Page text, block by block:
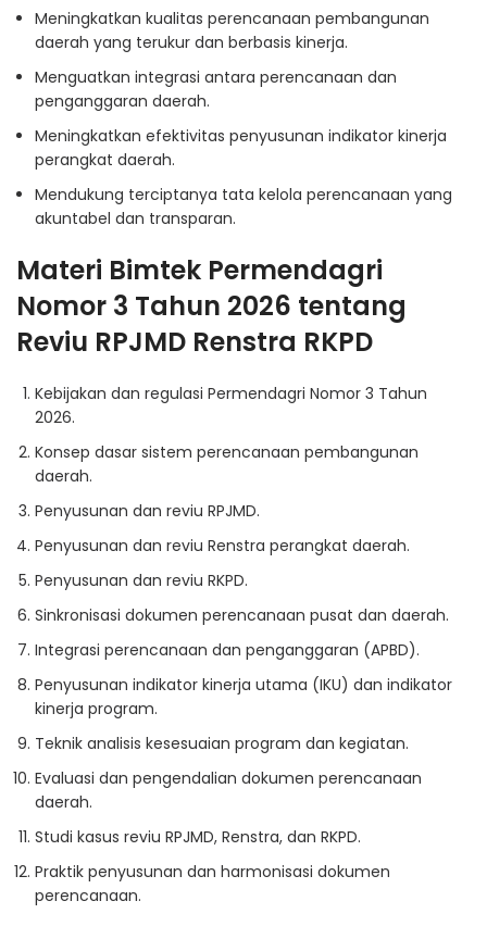
Meningkatkan kualitas perencanaan pembangunan
daerah yang terukur dan berbasis kinerja.
Menguatkan integrasi antara perencanaan dan
penganggaran daerah.
Meningkatkan efektivitas penyusunan indikator kinerja
perangkat daerah.
Mendukung terciptanya tata kelola perencanaan yang
akuntabel dan transparan.
Materi Bimtek Permendagri
Nomor 3 Tahun 2026 tentang
Reviu RPJMD Renstra RKPD
Kebijakan dan regulasi Permendagri Nomor 3 Tahun
2026.
Konsep dasar sistem perencanaan pembangunan
daerah.
Penyusunan dan reviu RPJMD.
Penyusunan dan reviu Renstra perangkat daerah.
Penyusunan dan reviu RKPD.
Sinkronisasi dokumen perencanaan pusat dan daerah.
Integrasi perencanaan dan penganggaran (APBD).
Penyusunan indikator kinerja utama (IKU) dan indikator
kinerja program.
Teknik analisis kesesuaian program dan kegiatan.
Evaluasi dan pengendalian dokumen perencanaan
daerah.
Studi kasus reviu RPJMD, Renstra, dan RKPD.
Praktik penyusunan dan harmonisasi dokumen
perencanaan.